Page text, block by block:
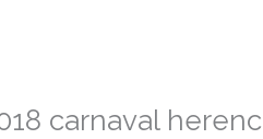
carnaval